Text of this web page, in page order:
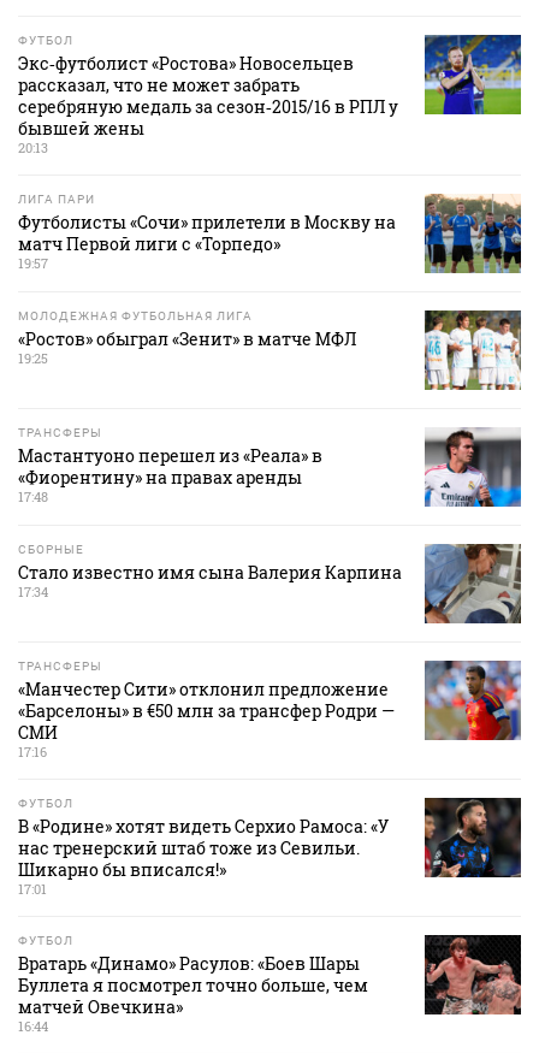
ФУТБОЛ
Экс‑футболист «Ростова» Новосельцев
рассказал, что не может забрать
серебряную медаль за сезон‑2015/16 в РПЛ у
бывшей жены
20:13
ЛИГА ПАРИ
Футболисты «Сочи» прилетели в Москву на
матч Первой лиги с «Торпедо»
19:57
МОЛОДЕЖНАЯ ФУТБОЛЬНАЯ ЛИГА
«Ростов» обыграл «Зенит» в матче МФЛ
19:25
ТРАНСФЕРЫ
Мастантуоно перешел из «Реала» в
«Фиорентину» на правах аренды
17:48
СБОРНЫЕ
Стало известно имя сына Валерия Карпина
17:34
ТРАНСФЕРЫ
«Манчестер Сити» отклонил предложение
«Барселоны» в €50 млн за трансфер Родри —
СМИ
17:16
ФУТБОЛ
В «Родине» хотят видеть Серхио Рамоса: «У
нас тренерский штаб тоже из Севильи.
Шикарно бы вписался!»
17:01
ФУТБОЛ
Вратарь «Динамо» Расулов: «Боев Шары
Буллета я посмотрел точно больше, чем
матчей Овечкина»
16:44